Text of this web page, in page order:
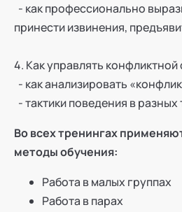
- как профессионально
принести извинения,
4. Как управлять конфликтной
- как анализировать
- тактики поведения в
Во всех тренингах
методы обучения:
Работа в малых группах
Работа в парах